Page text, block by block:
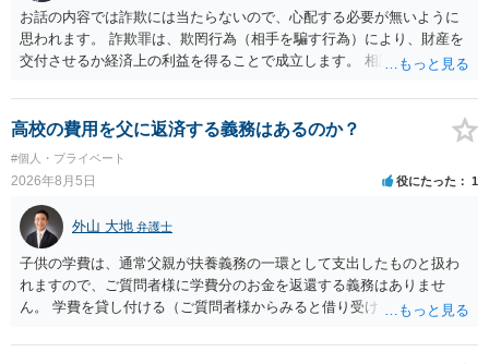
お話の内容では詐欺には当たらないので、心配する必要が無いように
思われます。 詐欺罪は、欺罔行為（相手を騙す行為）により、財産を
交付させるか経済上の利益を得ることで成立します。 相談者さんは、
ので、詐欺罪の実行行為性が無く罪に問うことはできません。 おそら
く、相手が真実を話せば警察も取り合わないと思いますが、虚偽の内
容を述べた場合は、捜査はあるかもしれません。 ただし、捜査におい
て、真実を説明すれば、「ちゃんと返しなさいよ」程度の注意で済む
ことだと思われます。 また、返せるお金が無いのであれば、返せない
のは致し方ありません。真摯に分割して支払うことを相手に告げてい
くのみでしょう。 以上、ご参考まで。
高校の費用を父に返済する義務はあるのか？
#個人・プライベート
2026年8月5日 役にたった 1
外山 大地 弁護士
子供の学費は、通常父親が扶養義務の一環として支出したものと扱わ
れますので、ご質問者様に学費分のお金を返還する義務はありませ
ん。 学費を貸し付ける（ご質問者様からみると借り受ける）といった
ょう。